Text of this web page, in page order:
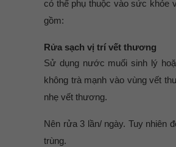
có thể phụ thuộc vào sức khỏe
gồm:
Rửa sạch vị trí vết thương
Sử dụng nước muối sinh lý
không trà mạnh vào vùng vết
nhẹ vết thương.
Nên rửa 3 lần/ ngày. Tuy nhiên
trùng.